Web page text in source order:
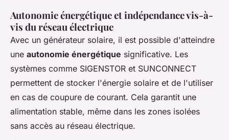
Autonomie énergétique et indépendance vis-à-
vis du réseau électrique
Avec un générateur solaire, il est possible d'atteindre
une autonomie énergétique significative. Les
systèmes comme SIGENSTOR et SUNCONNECT
permettent de stocker l'énergie solaire et de l'utiliser
en cas de coupure de courant. Cela garantit une
alimentation stable, même dans les zones isolées
sans accès au réseau électrique.